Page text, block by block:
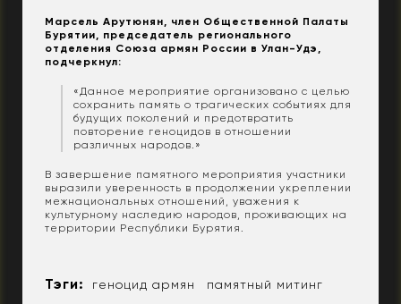
Марсель Арутюнян, член Общественной Палаты
Бурятии, председатель регионального
отделения Союза армян России в Улан-Удэ,
подчеркнул:
«Данное мероприятие организовано с целью
сохранить память о трагических событиях для
будущих поколений и предотвратить
повторение геноцидов в отношении
различных народов.»
В завершение памятного мероприятия участники
выразили уверенность в продолжении укреплении
межнациональных отношений, уважения к
культурному наследию народов, проживающих на
территории Республики Бурятия.
Тэги: геноцид армян памятный митинг